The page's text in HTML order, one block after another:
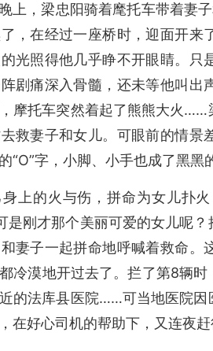
上，梁忠阳骑着麾托车带着妻
，在经过一座桥时，迎面开
光照得他几乎睁不开眼睛。
剧痛深入骨髓，还未等他叫出
摩托车突然着起了熊熊大火
去救妻子和女儿。可眼前的情
“O”字，小脚、小手也成了黑
上的火与伤，拼命为女儿扑
刚才那个美丽可爱的女儿呢
妻子一起拼命地呼喊着救命
冷漠地开过去了。拦了第8辆
的法库县医院……可当地医院
在好心司机的帮助下，又连夜赶